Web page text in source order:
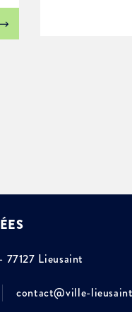
77127 Lieusaint
contact@ville-